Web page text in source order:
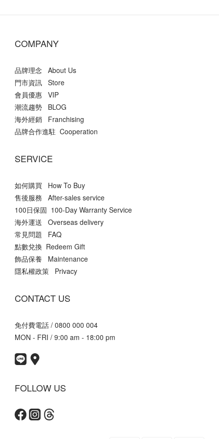
COMPANY
品牌理念 About Us
門市資訊 Store
會員優惠 VIP
潮流趨勢 BLOG
海外經銷 Franchising
品牌合作進駐 Cooperation
SERVICE
如何購買 How To Buy
售後服務 After-sales service
100日保固 100-Day Warranty Service
海外運送 Overseas delivery
常見問題 FAQ
點數兌換 Redeem Gift
飾品保養 Maintenance
隱私權政策 Privacy
CONTACT US
免付費電話 / 0800 000 004
MON - FRI / 9:00 am - 18:00 pm
FOLLOW US